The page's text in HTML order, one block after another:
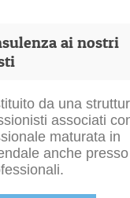
ai nostri
da una
associati
maturata in
anche presso